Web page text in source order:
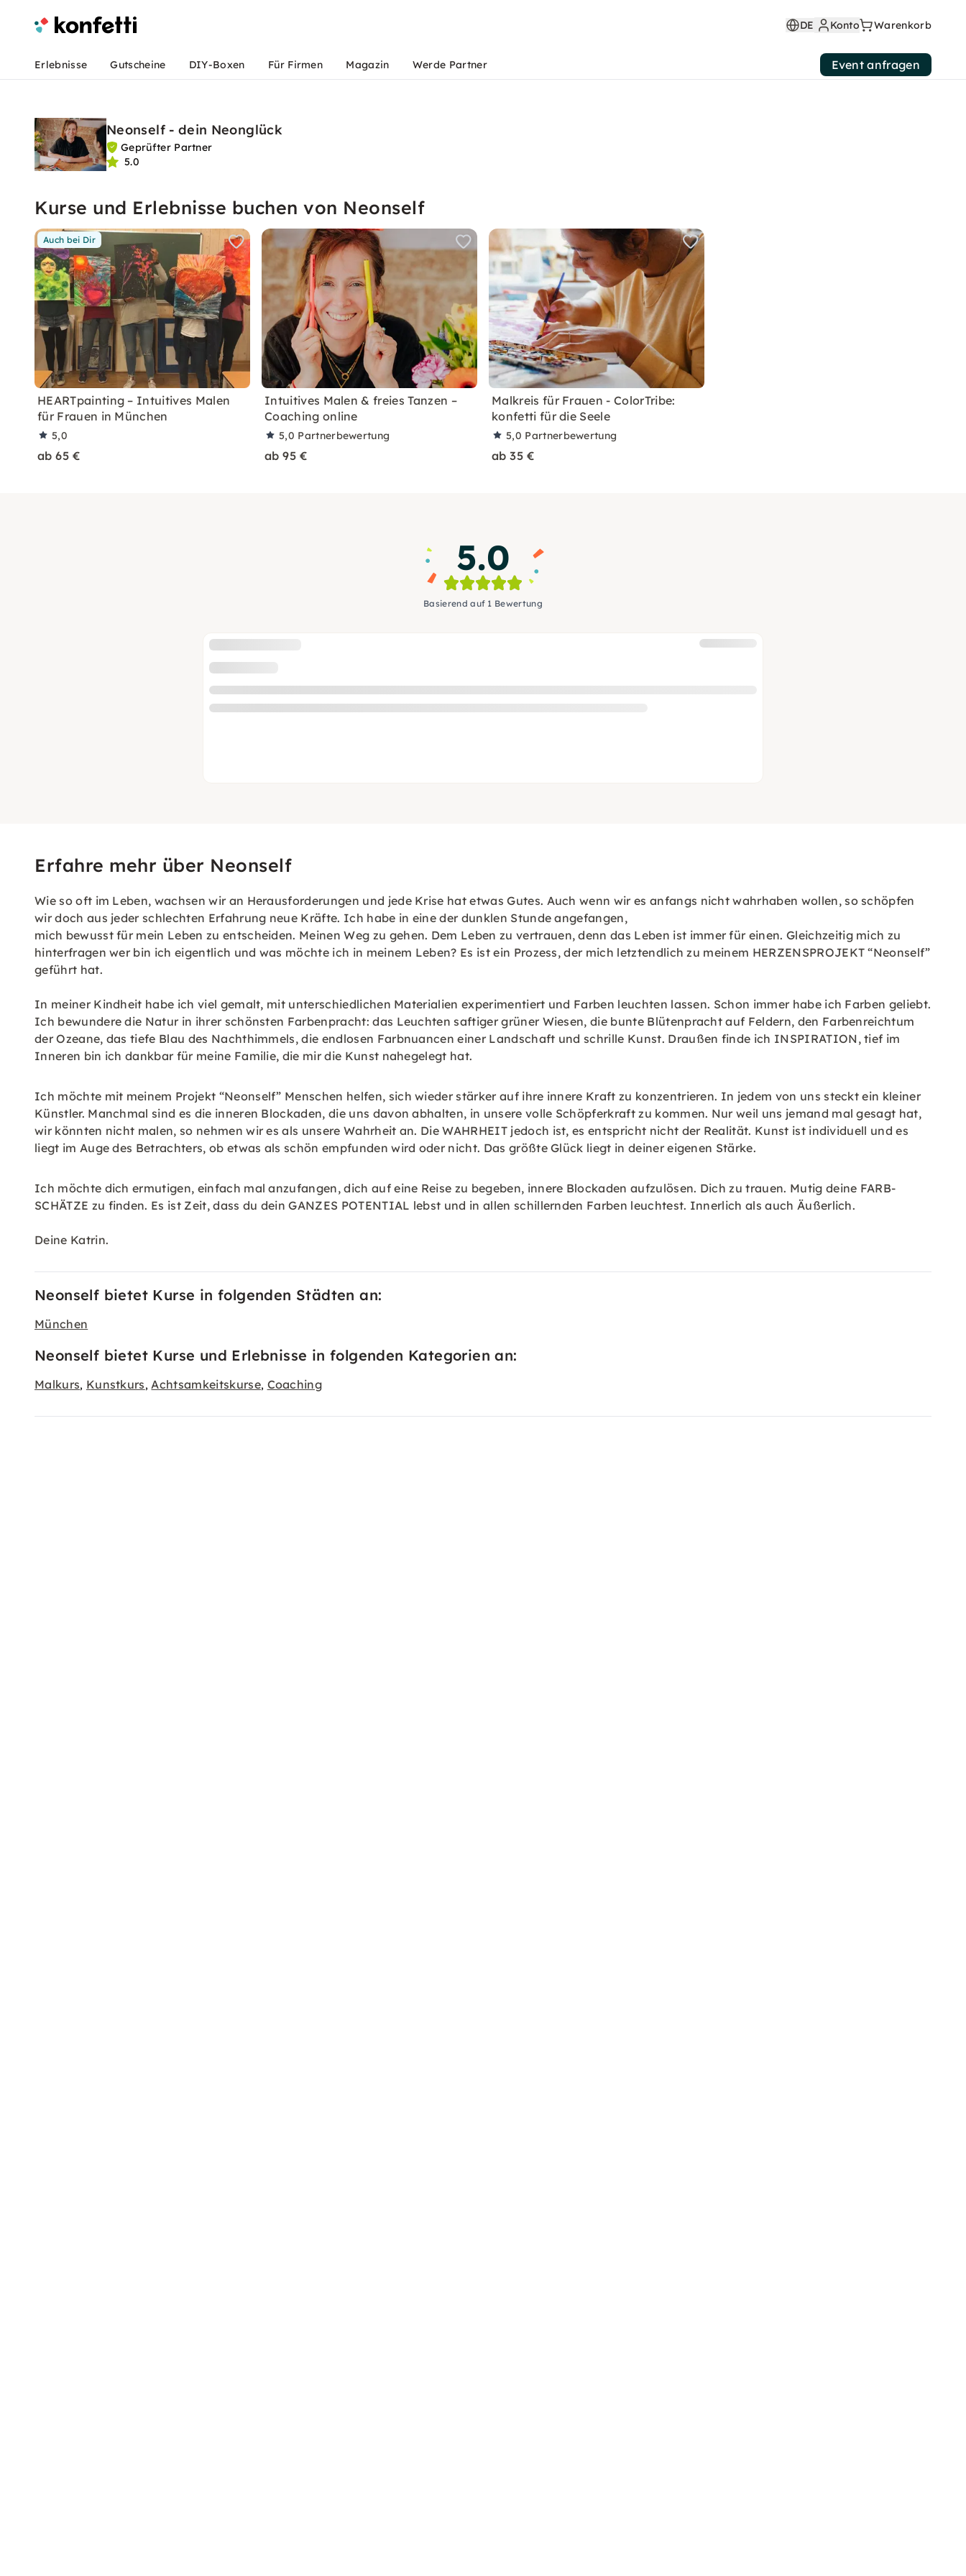
DE Konto Warenkorb
Erlebnisse Gutscheine DIY-Boxen Für Firmen Magazin Werde Partner Event anfragen
Neonself - dein Neonglück
Geprüfter Partner
5.0
Kurse und Erlebnisse buchen von Neonself
Auch bei Dir
HEARTpainting – Intuitives Malen
für Frauen in München
5,0
ab 65 €
Intuitives Malen & freies Tanzen –
Coaching online
5,0 Partnerbewertung
ab 95 €
Malkreis für Frauen - ColorTribe:
konfetti für die Seele
5,0 Partnerbewertung
ab 35 €
5.0
Basierend auf 1 Bewertung
Erfahre mehr über Neonself
Wie so oft im Leben, wachsen wir an Herausforderungen und jede Krise hat etwas Gutes. Auch wenn wir es anfangs nicht wahrhaben wollen, so schöpfen
wir doch aus jeder schlechten Erfahrung neue Kräfte. Ich habe in eine der dunklen Stunde angefangen,
mich bewusst für mein Leben zu entscheiden. Meinen Weg zu gehen. Dem Leben zu vertrauen, denn das Leben ist immer für einen. Gleichzeitig mich zu
hinterfragen wer bin ich eigentlich und was möchte ich in meinem Leben? Es ist ein Prozess, der mich letztendlich zu meinem HERZENSPROJEKT “Neonself”
geführt hat.
In meiner Kindheit habe ich viel gemalt, mit unterschiedlichen Materialien experimentiert und Farben leuchten lassen. Schon immer habe ich Farben geliebt.
Ich bewundere die Natur in ihrer schönsten Farbenpracht: das Leuchten saftiger grüner Wiesen, die bunte Blütenpracht auf Feldern, den Farbenreichtum
der Ozeane, das tiefe Blau des Nachthimmels, die endlosen Farbnuancen einer Landschaft und schrille Kunst. Draußen finde ich INSPIRATION, tief im
Inneren bin ich dankbar für meine Familie, die mir die Kunst nahegelegt hat.
Ich möchte mit meinem Projekt “Neonself” Menschen helfen, sich wieder stärker auf ihre innere Kraft zu konzentrieren. In jedem von uns steckt ein kleiner
Künstler. Manchmal sind es die inneren Blockaden, die uns davon abhalten, in unsere volle Schöpferkraft zu kommen. Nur weil uns jemand mal gesagt hat,
wir könnten nicht malen, so nehmen wir es als unsere Wahrheit an. Die WAHRHEIT jedoch ist, es entspricht nicht der Realität. Kunst ist individuell und es
liegt im Auge des Betrachters, ob etwas als schön empfunden wird oder nicht. Das größte Glück liegt in deiner eigenen Stärke.
Ich möchte dich ermutigen, einfach mal anzufangen, dich auf eine Reise zu begeben, innere Blockaden aufzulösen. Dich zu trauen. Mutig deine FARB-
SCHÄTZE zu finden. Es ist Zeit, dass du dein GANZES POTENTIAL lebst und in allen schillernden Farben leuchtest. Innerlich als auch Äußerlich.
Deine Katrin.
Neonself bietet Kurse in folgenden Städten an:
München
Neonself bietet Kurse und Erlebnisse in folgenden Kategorien an:
Malkurs, Kunstkurs,Achtsamkeitskurse, Coaching